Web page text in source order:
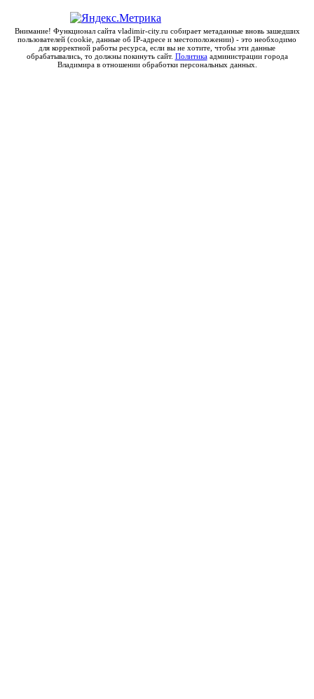
Внимание! Функционал сайта vladimir-city.ru собирает метаданные вновь зашедших
пользователей (cookie, данные об IP-адресе и местоположении) - это необходимо
для корректной работы ресурса, если вы не хотите, чтобы эти данные
обрабатывались, то должны покинуть сайт. Политикаадминистрации города
Владимира в отношении обработки персональных данных.